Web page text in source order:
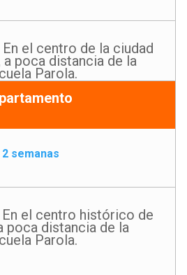
el centro de la ciudad
poca distancia de la
Parola.
2 semanas
el centro histórico de
poca distancia de la
Parola.